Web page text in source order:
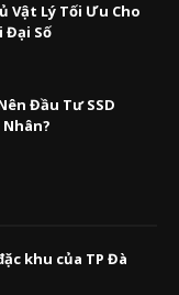
Vật Lý Tối Ưu Cho
Đại Số
Đầu Tư SSD
Nhân?
khu của TP Đà